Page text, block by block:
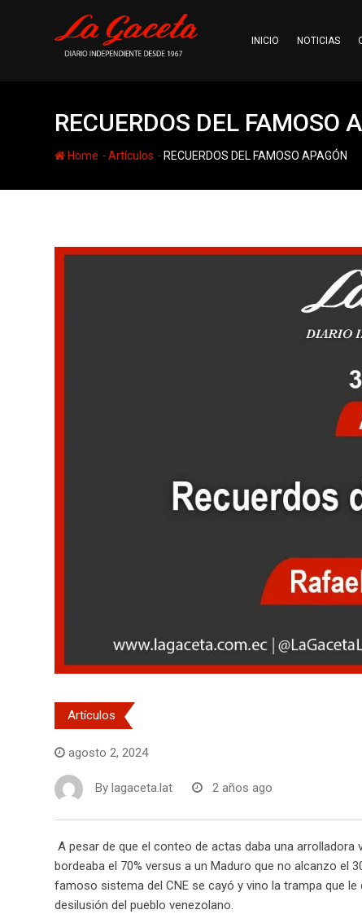
INICIO NOTICIAS
RECUERDOS DEL FAMOSO
Home -Artículos - RECUERDOS DEL FAMOSO APAGÓN
Artículos
agosto 2, 2024
By lagaceta.lat 2 años ago
A pesar de que el conteo de actas daba una
bordeaba el 70% versus a un Maduro que no alcanzo el
famoso sistema del CNE se cayó y vino la trampa que
desilusión del pueblo venezolano.